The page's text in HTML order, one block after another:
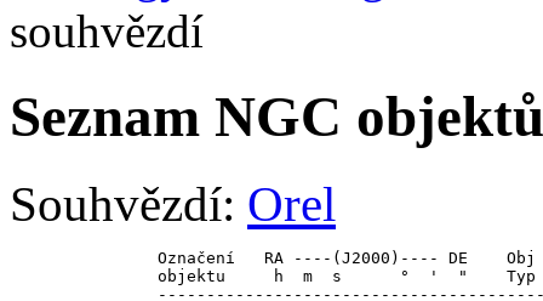
souhvězdí
Seznam NGC
Souhvězdí: Orel
Označení   RA ----(J2000)---- DE
objektu     h  m  s      °  '  "    Typ